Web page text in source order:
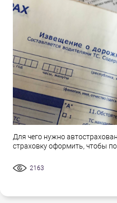
Для чего нужно
страховку оформить, чтобы
2163